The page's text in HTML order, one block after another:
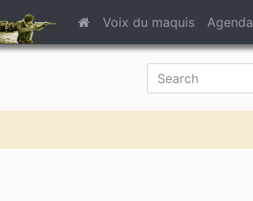
Voix du maquis Agenda